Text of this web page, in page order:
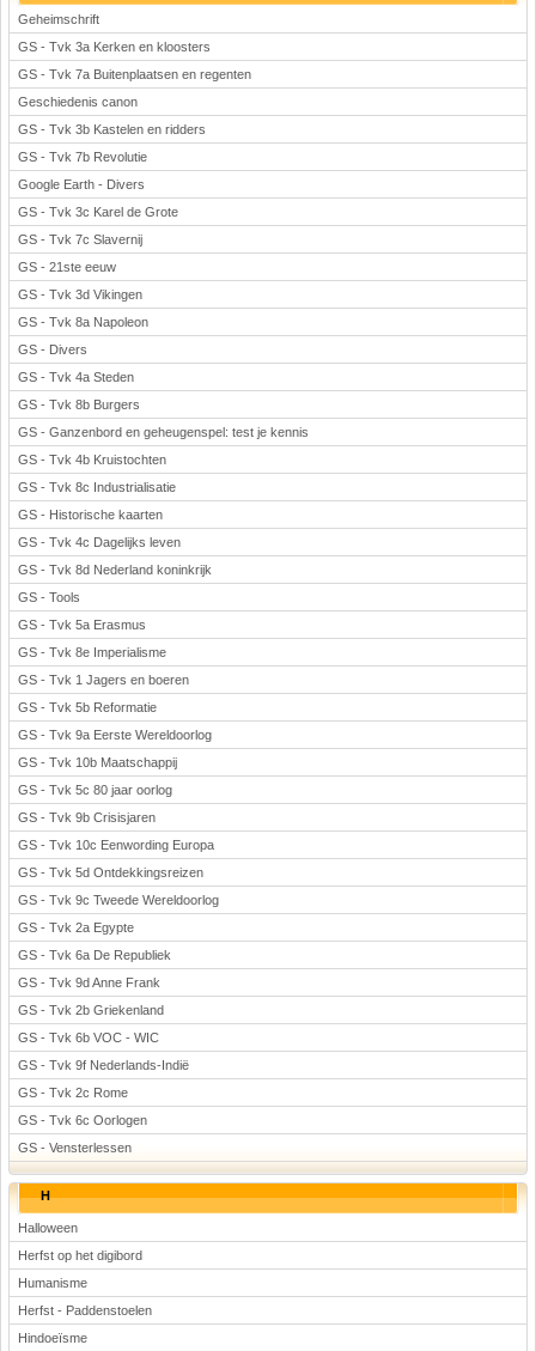
Geheimschrift
GS - Tvk 3a Kerken en kloosters
GS - Tvk 7a Buitenplaatsen en regenten
Geschiedenis canon
GS - Tvk 3b Kastelen en ridders
GS - Tvk 7b Revolutie
Google Earth - Divers
GS - Tvk 3c Karel de Grote
GS - Tvk 7c Slavernij
GS - 21ste eeuw
GS - Tvk 3d Vikingen
GS - Tvk 8a Napoleon
GS - Divers
GS - Tvk 4a Steden
GS - Tvk 8b Burgers
GS - Ganzenbord en geheugenspel: test je kennis
GS - Tvk 4b Kruistochten
GS - Tvk 8c Industrialisatie
GS - Historische kaarten
GS - Tvk 4c Dagelijks leven
GS - Tvk 8d Nederland koninkrijk
GS - Tools
GS - Tvk 5a Erasmus
GS - Tvk 8e Imperialisme
GS - Tvk 1 Jagers en boeren
GS - Tvk 5b Reformatie
GS - Tvk 9a Eerste Wereldoorlog
GS - Tvk 10b Maatschappij
GS - Tvk 5c 80 jaar oorlog
GS - Tvk 9b Crisisjaren
GS - Tvk 10c Eenwording Europa
GS - Tvk 5d Ontdekkingsreizen
GS - Tvk 9c Tweede Wereldoorlog
GS - Tvk 2a Egypte
GS - Tvk 6a De Republiek
GS - Tvk 9d Anne Frank
GS - Tvk 2b Griekenland
GS - Tvk 6b VOC - WIC
GS - Tvk 9f Nederlands-Indië
GS - Tvk 2c Rome
GS - Tvk 6c Oorlogen
GS - Vensterlessen
H
Halloween
Herfst op het digibord
Humanisme
Herfst - Paddenstoelen
Hindoeïsme